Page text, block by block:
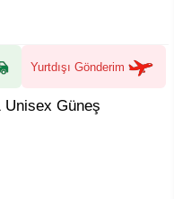
Yurtdışı Gönderim
Unisex Güneş